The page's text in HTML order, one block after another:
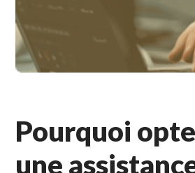
Pourquoi
une